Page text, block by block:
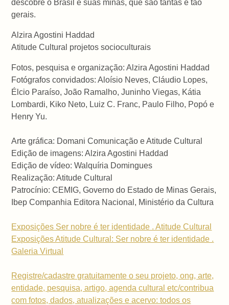
descobre o Brasil e suas minas, que são tantas e tão
gerais.
Alzira Agostini Haddad
Atitude Cultural projetos socioculturais
Fotos, pesquisa e organização: Alzira Agostini Haddad
Fotógrafos convidados: Aloísio Neves, Cláudio Lopes,
Élcio Paraíso, João Ramalho, Juninho Viegas, Kátia
Lombardi, Kiko Neto, Luiz C. Franc, Paulo Filho, Popó e
Henry Yu.
Arte gráfica: Domani Comunicação e Atitude Cultural
Edição de imagens: Alzira Agostini Haddad
Edição de vídeo: Walquíria Domingues
Realização: Atitude Cultural
Patrocínio: CEMIG, Governo do Estado de Minas Gerais,
Ibep Companhia Editora Nacional, Ministério da Cultura
Exposições Ser nobre é ter identidade . Atitude Cultural
Exposições Atitude Cultural: Ser nobre é ter identidade .
Galeria Virtual
Registre/cadastre gratuitamente o seu projeto, ong, arte,
entidade, pesquisa, artigo, agenda cultural etc/contribua
com fotos, dados, atualizações e acervo: todos os